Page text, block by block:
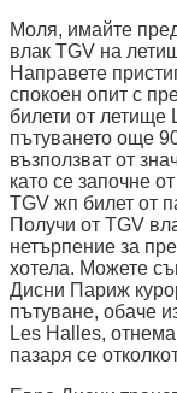
Моля, имайте
влак TGV на
Направете
спокоен опит с
билети от летище
пътуването още
възползват от
като се започне
TGV жп билет от
Получи от TGV
нетърпение за
хотела. Можете
Дисни Париж
пътуване, обаче
Les Halles,
пазаря се